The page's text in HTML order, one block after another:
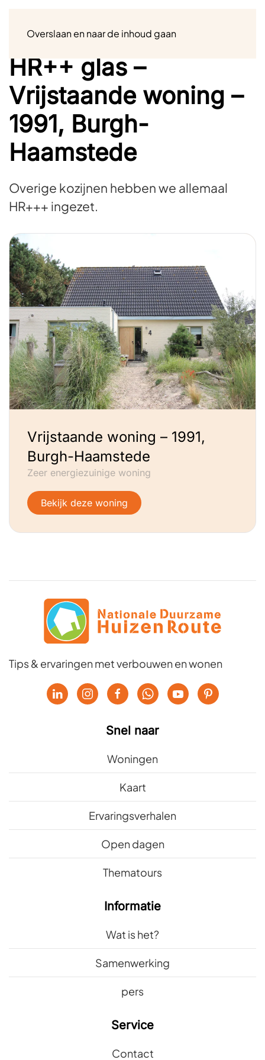
Overslaan en naar de inhoud gaan
HR++ glas –
Vrijstaande woning –
1991, Burgh-
Haamstede
Overige kozijnen hebben we allemaal
HR+++ ingezet.
Vrijstaande woning – 1991,
Burgh-Haamstede
Zeer energiezuinige woning
Bekijk deze woning
Tips & ervaringen met verbouwen en wonen
Snel naar
Woningen
Kaart
Ervaringsverhalen
Open dagen
Thematours
Informatie
Wat is het?
Samenwerking
pers
Service
Contact